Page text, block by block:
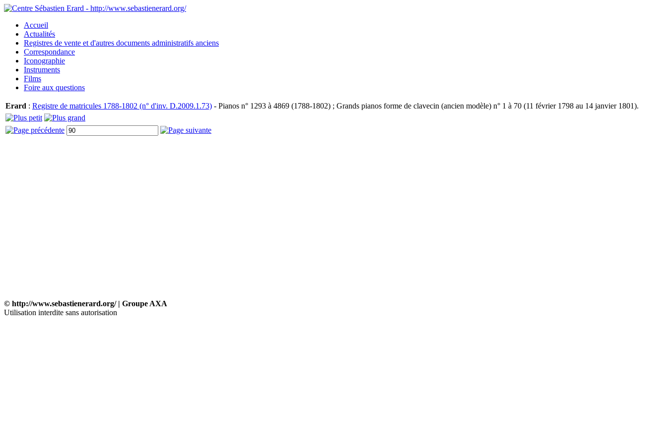
Accueil
Actualités
Registres de vente et d'autres documents administratifs anciens
Correspondance
Iconographie
Instruments
Films
Foire aux questions
Erard : Registre de matricules 1788-1802 (n° d'inv. D.2009.1.73) - Pianos n° 1293 à 4869 (1788-1802) ; Grands pianos forme de clavecin (ancien modèle) n° 1 à 70 (11 février 1798 au 14 janvier 1801).
© http://www.sebastienerard.org/ | Groupe AXA
Utilisation interdite sans autorisation